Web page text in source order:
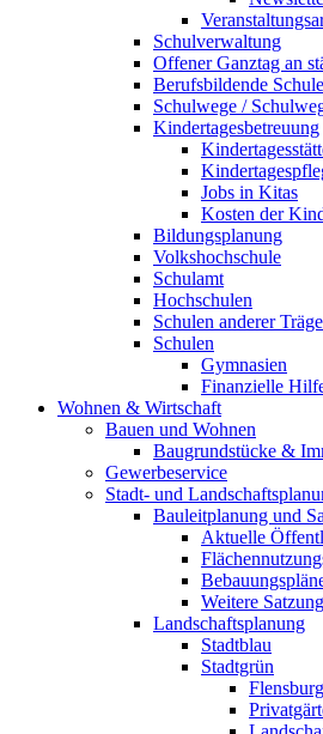
Schulverwaltung
Offener Ganztag an
Berufsbildende
Schulwege /
Kindertagesbetreuung
Jobs in Kitas
Kosten der
Bildungsplanung
Volkshochschule
Schulamt
Hochschulen
Schulen anderer
Schulen
Gymnasien
Finanzielle
Wohnen & Wirtschaft
Bauen und Wohnen
Baugrundstücke &
Gewerbeservice
Stadt- und
Bauleitplanung und
Aktuelle
Weitere
Landschaftsplanung
Stadtblau
Stadtgrün